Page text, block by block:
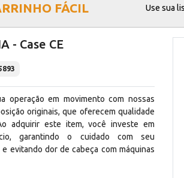
FÁCIL Use sua
- Case CE
operação em movimento com nossas
originais, que oferecem qualidade
adquirir este item, você investe em
garantindo o cuidado com seu
evitando dor de cabeça com máquinas